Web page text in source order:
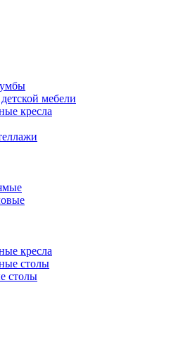
мебели
кресла
кресла
столы
столы